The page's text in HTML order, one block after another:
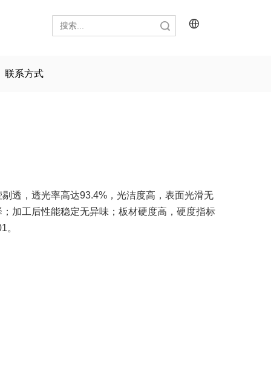
联系方式
透，透光率高达93.4%，光洁度高，表面光滑无
加工后性能稳定无异味；板材硬度高，硬度指标
。